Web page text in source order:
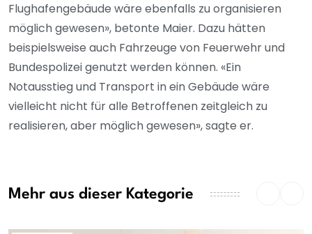
Flughafengebäude wäre ebenfalls zu organisieren
möglich gewesen», betonte Maier. Dazu hätten
beispielsweise auch Fahrzeuge von Feuerwehr und
Bundespolizei genutzt werden können. «Ein
Notausstieg und Transport in ein Gebäude wäre
vielleicht nicht für alle Betroffenen zeitgleich zu
realisieren, aber möglich gewesen», sagte er.
Mehr aus dieser Kategorie